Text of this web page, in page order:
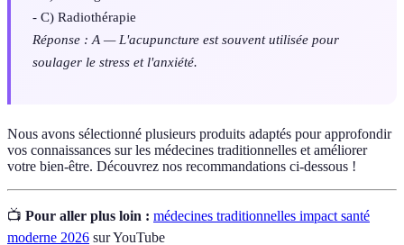
- C) Radiothérapie
Réponse : A — L'acupuncture est souvent utilisée pour
soulager le stress et l'anxiété.
Nous avons sélectionné plusieurs produits adaptés pour approfondir
vos connaissances sur les médecines traditionnelles et améliorer
votre bien-être. Découvrez nos recommandations ci-dessous !
📺 Pour aller plus loin : médecines traditionnelles impact santé
moderne 2026 sur YouTube